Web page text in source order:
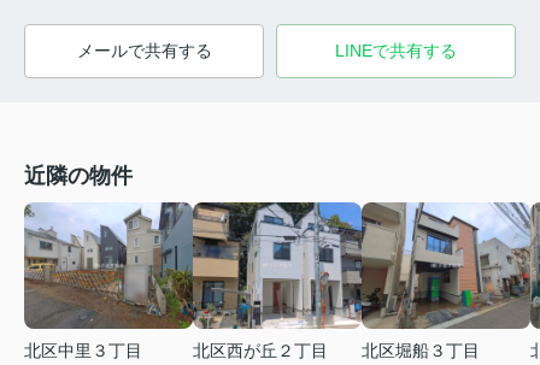
メールで共有する LINEで共有する
近隣の物件
北区中里３丁目
北区西が丘２丁目
北区堀船３丁目